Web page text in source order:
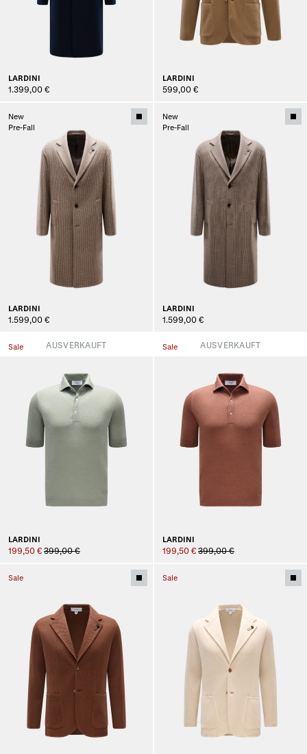
LARDINI
1.399,00 €
LARDINI
599,00 €
New
Pre-Fall
LARDINI
1.599,00 €
New
Pre-Fall
LARDINI
1.599,00 €
Sale
LARDINI
199,50 € 399,00 €
AUSVERKAUFT Sale
LARDINI
199,50 € 399,00 €
AUSVERKAUFT
Sale Sale